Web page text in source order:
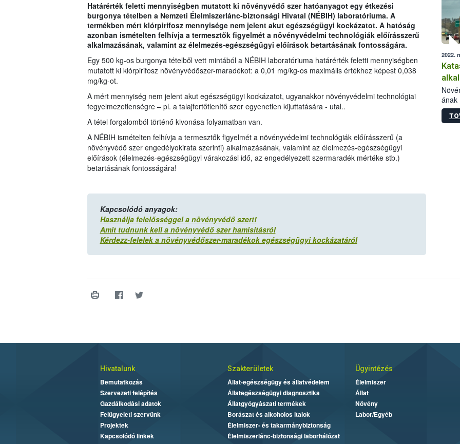
Határérték feletti mennyiségben mutatott ki növényvédő szer hatóanyagot egy étkezési
burgonya tételben a Nemzeti Élelmiszerlánc-biztonsági Hivatal (NÉBIH) laboratóriuma. A
termékben mért klórpirifosz mennyisége nem jelent akut egészségügyi kockázatot. A hatóság
azonban ismételten felhívja a termesztők figyelmét a növényvédelmi technológiák előírásszerű
alkalmazásának, valamint az élelmezés-egészségügyi előírások betartásának fontosságára.
Egy 500 kg-os burgonya tételből vett mintából a NÉBIH laboratóriuma határérték feletti mennyiségben
mutatott ki klórpirifosz növényvédőszer-maradékot: a 0,01 mg/kg-os maximális értékhez képest 0,038
mg/kg-ot.
A mért mennyiség nem jelent akut egészségügyi kockázatot, ugyanakkor növényvédelmi technológiai
fegyelmezetlenségre – pl. a talajfertőtlenítő szer egyenetlen kijuttatására - utal..
A tétel forgalomból történő kivonása folyamatban van.
A NÉBIH ismételten felhívja a termesztők figyelmét a növényvédelmi technológiák előírásszerű (a
növényvédő szer engedélyokirata szerinti) alkalmazásának, valamint az élelmezés-egészségügyi
előírások (élelmezés-egészségügyi várakozási idő, az engedélyezett szermaradék mértéke stb.)
betartásának fontosságára!
Kapcsolódó anyagok:
Használja felelősséggel a növényvédő szert!
Amit tudnunk kell a növényvédő szer hamisításról
Kérdezz-felelek a növényvédőszer-maradékok egészségügyi kockázatáról
2022.
ának
Hivatalunk
Bemutatkozás
Szervezeti felépítés
Gazdálkodási adatok
Felügyeleti szervünk
Projektek
Kapcsolódó linkek
Szakterületek
Állat-egészségügy és állatvédelem
Állategészségügyi diagnosztika
Állatgyógyászati termékek
Borászat és alkoholos italok
Élelmiszer- és takarmánybiztonság
Élelmiszerlánc-biztonsági laborhálózat
Ügyintézés
Élelmiszer
Állat
Növény
Labor/Egyéb